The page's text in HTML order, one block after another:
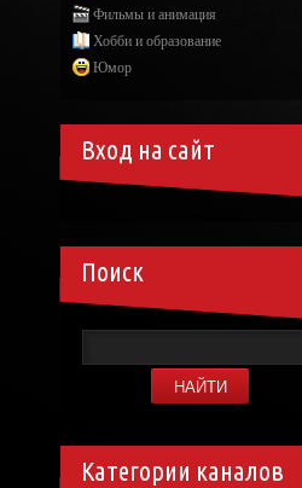
Фильмы и анимация
Хобби и образование
Юмор
Вход на сайт
Поиск
Категории каналов